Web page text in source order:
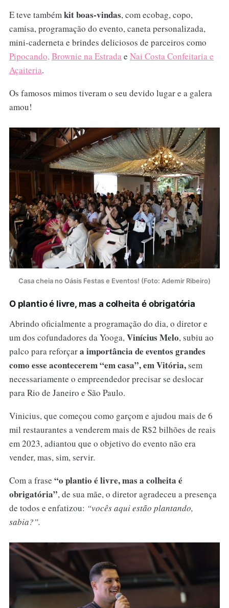
E teve tambémkit boas-vindas, com ecobag, copo,
camisa, programação do evento, caneta personalizada,
mini-caderneta e brindes deliciosos de parceiros como
Pipocando,Brownie na Estradae Nai Costa Confeitaria e
Açaiteria.
Os famosos mimos tiveram o seu devido lugar e a galera
amou!
Casa cheia no Oásis Festas e Eventos! (Foto: Ademir Ribeiro)
O plantio é livre, mas a colheita é obrigatória
Abrindo oficialmente a programação do dia, o diretor e
um dos cofundadores da Yooga,Vinícius Melo, subiu ao
palco para reforçara importância de eventos grandes
como esse acontecerem “em casa”, em Vitória,sem
necessariamente o empreendedor precisar se deslocar
para Rio de Janeiro e São Paulo.
Vinicius, que começou como garçom e ajudou mais de 6
mil restaurantes a venderem mais de R$2 bilhões de reais
em 2023, adiantou que o objetivo do evento não era
vender, mas, sim, servir.
Com a frase “o plantio é livre, mas a colheita é
obrigatória”, de sua mãe, o diretor agradeceu a presença
de todos e enfatizou: “vocês aqui estão plantando,
sabia?”.